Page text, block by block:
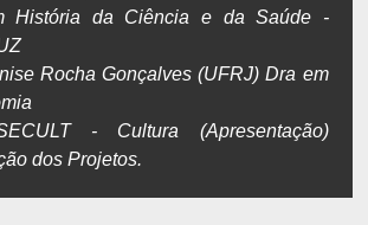
História da Ciência e da Saúde -
Rocha Gonçalves (UFRJ) Dra em
- Cultura (Apresentação)
dos Projetos.